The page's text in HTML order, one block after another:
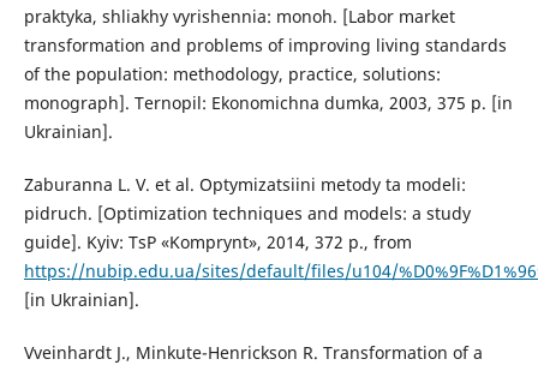
praktyka, shliakhy vyrishennia: monoh. [Labor market
transformation and problems of improving living standards
of the population: methodology, practice, solutions:
monograph]. Ternopil: Ekonomichna dumka, 2003, 375 p. [in
Ukrainian].
Zaburanna L. V. et al. Optymizatsiini metody ta modeli:
pidruch. [Optimization techniques and models: a study
guide]. Kyiv: TsP «Komprynt», 2014, 372 p., from
https://nubip.edu.ua/sites/default/files/u104/
[in Ukrainian].
Vveinhardt J., Minkute-Henrickson R. Transformation of a